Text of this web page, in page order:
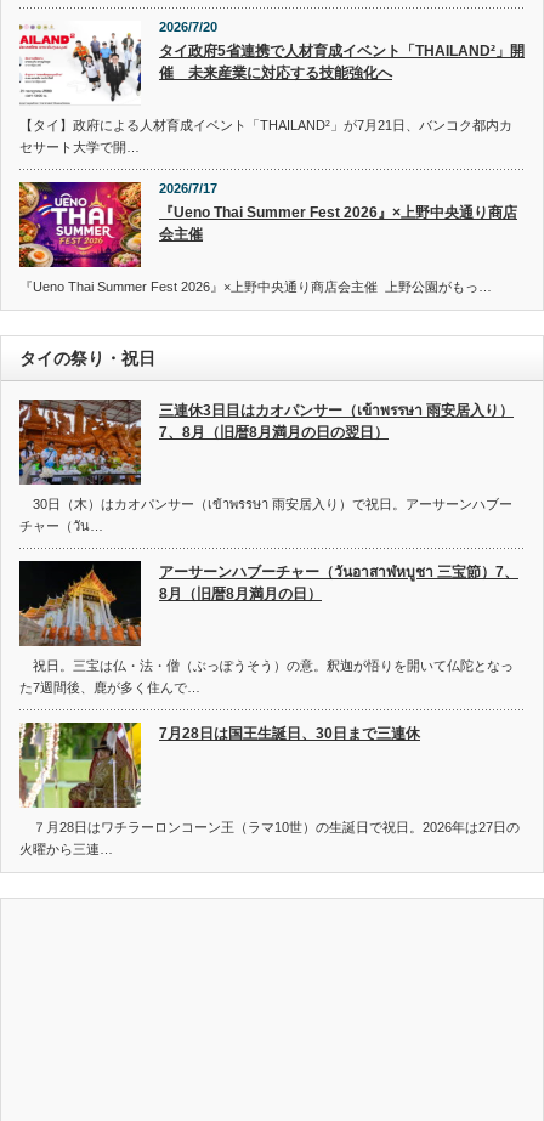
2026/7/20
タイ政府5省連携で人材育成イベント「THAILAND²」開
催 未来産業に対応する技能強化へ
【タイ】政府による人材育成イベント「THAILAND²」が7月21日、バンコク都内カ
セサート大学で開…
2026/7/17
『Ueno Thai Summer Fest 2026』×上野中央通り商店
会主催
『Ueno Thai Summer Fest 2026』×上野中央通り商店会主催 上野公園がもっ…
タイの祭り・祝日
三連休3日目はカオパンサー（เข้าพรรษา 雨安居入り）
7、8月（旧暦8月満月の日の翌日）
30日（木）はカオパンサー（เข้าพรรษา 雨安居入り）で祝日。アーサーンハブー
チャー（วัน…
アーサーンハブーチャー（วันอาสาฬหบูชา 三宝節）7、
8月（旧暦8月満月の日）
祝日。三宝は仏・法・僧（ぶっぽうそう）の意。釈迦が悟りを開いて仏陀となっ
た7週間後、鹿が多く住んで…
7月28日は国王生誕日、30日まで三連休
７月28日はワチラーロンコーン王（ラマ10世）の生誕日で祝日。2026年は27日の
火曜から三連…